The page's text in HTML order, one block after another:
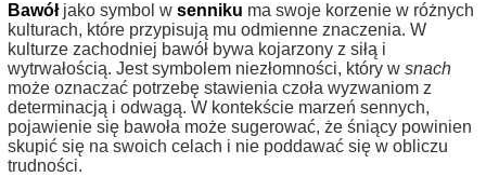
Bawółjako symbol w senniku ma swoje korzenie w różnych
kulturach, które przypisują mu odmienne znaczenia. W
kulturze zachodniej bawół bywa kojarzony z siłą i
wytrwałością. Jest symbolem niezłomności, który w snach
może oznaczać potrzebę stawienia czoła wyzwaniom z
determinacją i odwagą. W kontekście marzeń sennych,
pojawienie się bawoła może sugerować, że śniący powinien
skupić się na swoich celach i nie poddawać się w obliczu
trudności.